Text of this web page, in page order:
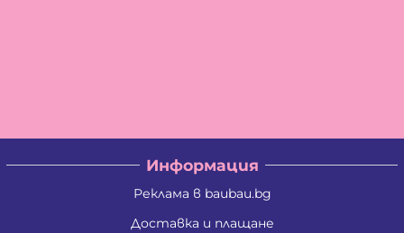
Информация
Реклама в baubau.bg
Доставка и плащане